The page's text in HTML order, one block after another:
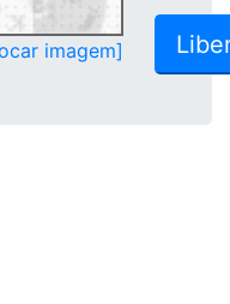
imagem]